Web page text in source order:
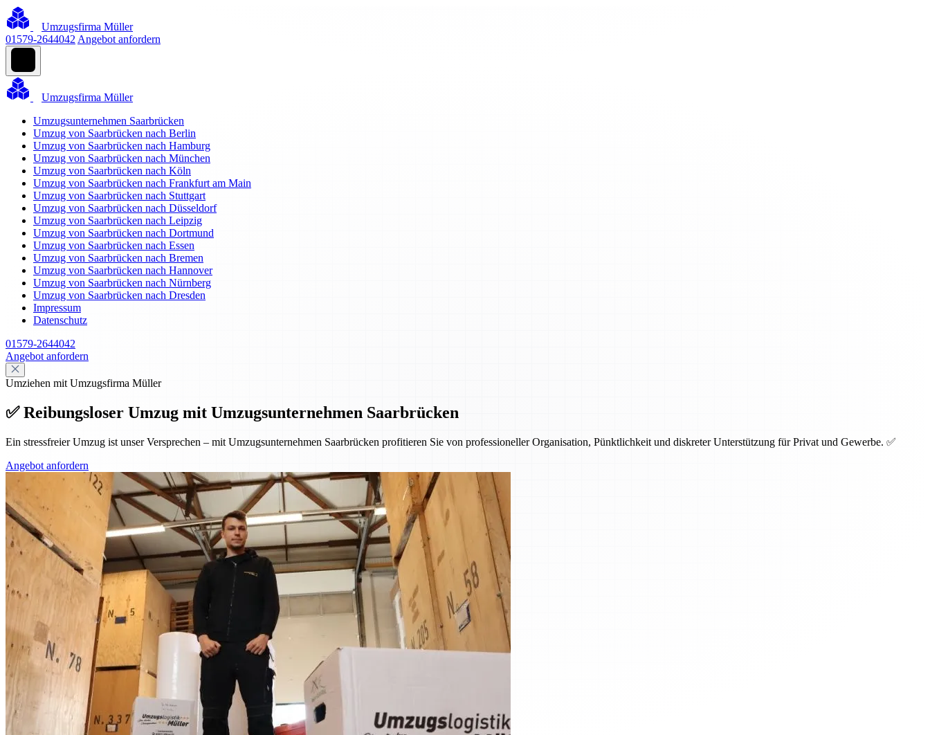
Umzugsfirma Müller
01579-2644042 Angebot anfordern
Umzugsfirma Müller
Umzugsunternehmen Saarbrücken
Umzug von Saarbrücken nach Berlin
Umzug von Saarbrücken nach Hamburg
Umzug von Saarbrücken nach München
Umzug von Saarbrücken nach Köln
Umzug von Saarbrücken nach Frankfurt am Main
Umzug von Saarbrücken nach Stuttgart
Umzug von Saarbrücken nach Düsseldorf
Umzug von Saarbrücken nach Leipzig
Umzug von Saarbrücken nach Dortmund
Umzug von Saarbrücken nach Essen
Umzug von Saarbrücken nach Bremen
Umzug von Saarbrücken nach Hannover
Umzug von Saarbrücken nach Nürnberg
Umzug von Saarbrücken nach Dresden
Impressum
Datenschutz
01579-2644042
Angebot anfordern
Umziehen mit Umzugsfirma Müller
✅ Reibungsloser Umzug mit Umzugsunternehmen Saarbrücken
Ein stressfreier Umzug ist unser Versprechen – mit Umzugsunternehmen Saarbrücken profitieren Sie von professioneller Organisation, Pünktlichkeit und diskreter Unterstützung für Privat und Gewerbe. ✅
Angebot anfordern